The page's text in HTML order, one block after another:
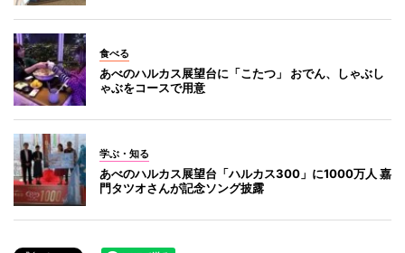
食べる
あべのハルカス展望台に「こたつ」 おでん、しゃぶし
ゃぶをコースで用意
学ぶ・知る
あべのハルカス展望台「ハルカス300」に1000万人 嘉
門タツオさんが記念ソング披露